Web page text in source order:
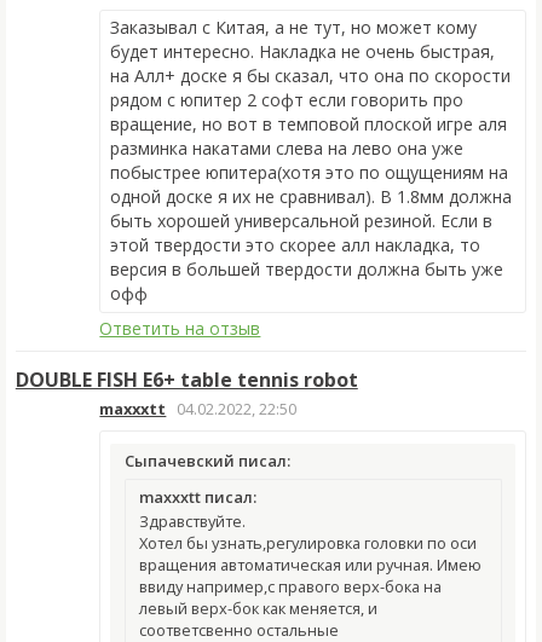
Заказывал с Китая, а не тут, но может кому
будет интересно. Накладка не очень быстрая,
на Алл+ доске я бы сказал, что она по скорости
рядом с юпитер 2 софт если говорить про
вращение, но вот в темповой плоской игре аля
разминка накатами слева на лево она уже
побыстрее юпитера(хотя это по ощущениям на
одной доске я их не сравнивал). В 1.8мм должна
быть хорошей универсальной резиной. Если в
этой твердости это скорее алл накладка, то
версия в большей твердости должна быть уже
офф
Ответить на отзыв
DOUBLE FISH E6+ table tennis robot
maxxxtt 04.02.2022, 22:50
Сыпачевский писал:
maxxxtt писал:
Здравствуйте.
Хотел бы узнать,регулировка головки по оси
вращения автоматическая или ручная. Имею
ввиду например,с правого верх-бока на
левый верх-бок как меняется, и
соответсвенно остальные